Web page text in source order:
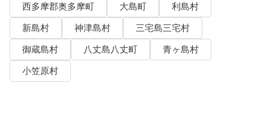
西多摩郡奥多摩町
大島町
利島村
新島村
神津島村
三宅島三宅村
御蔵島村
八丈島八丈町
青ヶ島村
小笠原村